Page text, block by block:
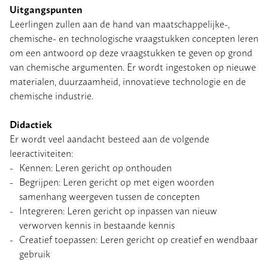
Uitgangspunten
Leerlingen zullen aan de hand van maatschappelijke-,
chemische- en technologische vraagstukken concepten leren
om een antwoord op deze vraagstukken te geven op grond
van chemische argumenten. Er wordt ingestoken op nieuwe
materialen, duurzaamheid, innovatieve technologie en de
chemische industrie.
Didactiek
Er wordt veel aandacht besteed aan de volgende
leeractiviteiten:
Kennen: Leren gericht op onthouden
Begrijpen: Leren gericht op met eigen woorden
samenhang weergeven tussen de concepten
Integreren: Leren gericht op inpassen van nieuw
verworven kennis in bestaande kennis
Creatief toepassen: Leren gericht op creatief en wendbaar
gebruik